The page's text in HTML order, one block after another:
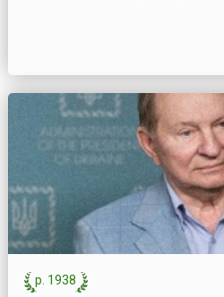
р. 1938